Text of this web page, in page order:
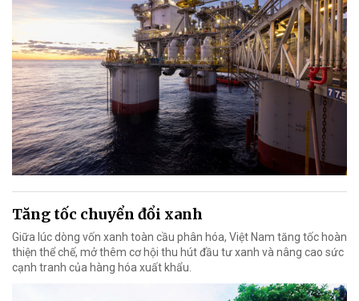
Tăng tốc chuyển đổi xanh
Giữa lúc dòng vốn xanh toàn cầu phân hóa, Việt Nam tăng tốc hoàn
thiện thể chế, mở thêm cơ hội thu hút đầu tư xanh và nâng cao sức
cạnh tranh của hàng hóa xuất khẩu.